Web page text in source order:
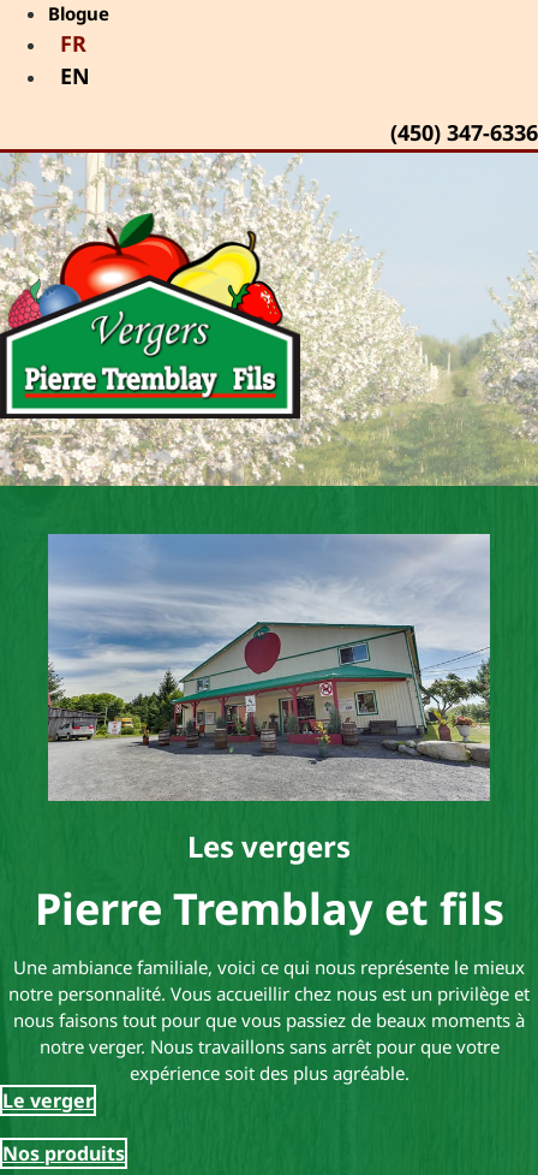
Blogue
FR
EN
(450) 347-6336
Les vergers
Pierre Tremblay et fils
Une ambiance familiale, voici ce qui nous représente le mieux
notre personnalité. Vous accueillir chez nous est un privilège et
nous faisons tout pour que vous passiez de beaux moments à
notre verger. Nous travaillons sans arrêt pour que votre
expérience soit des plus agréable.
Le verger
Nos produits